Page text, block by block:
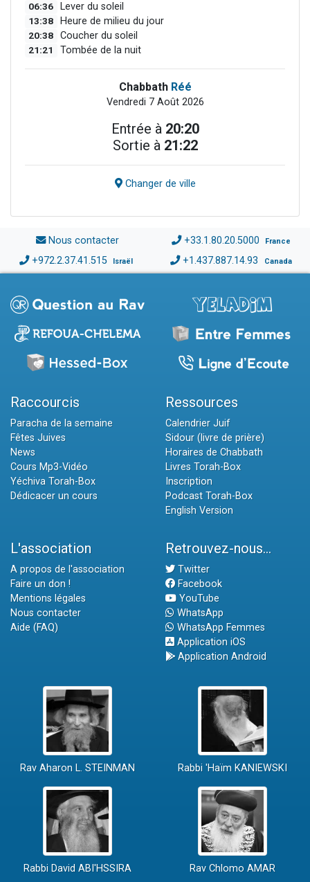
06:36 Lever du soleil
13:38 Heure de milieu du jour
20:38 Coucher du soleil
21:21 Tombée de la nuit
Chabbath Réé
Vendredi 7 Août 2026
Entrée à 20:20
Sortie à 21:22
Changer de ville
Nous contacter +33.1.80.20.5000 France
+972.2.37.41.515 Israël +1.437.887.14.93 Canada
Raccourcis
Paracha de la semaine
Fêtes Juives
News
Cours Mp3-Vidéo
Yéchiva Torah-Box
Dédicacer un cours
Ressources
Calendrier Juif
Sidour (livre de prière)
Horaires de Chabbath
Livres Torah-Box
Inscription
Podcast Torah-Box
English Version
L'association
A propos de l'association
Faire un don !
Mentions légales
Nous contacter
Aide (FAQ)
Retrouvez-nous...
Twitter
Facebook
YouTube
WhatsApp
WhatsApp Femmes
Application iOS
Application Android
Rav Aharon L. STEINMAN Rabbi 'Haïm KANIEWSKI
Rabbi David ABI'HSSIRA Rav Chlomo AMAR